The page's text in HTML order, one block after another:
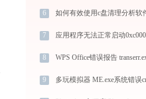
6 如何有效使用c盘清理分析软
7 应用程序无法正常启动
8
9